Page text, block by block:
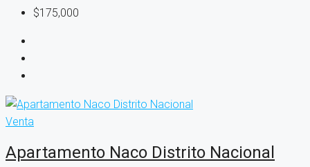
$175,000
Venta
Apartamento Naco Distrito Nacional